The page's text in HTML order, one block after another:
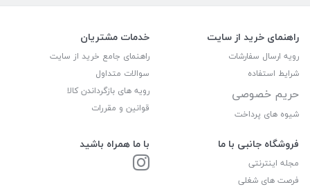
راهنمای خرید از سایت
رویه ارسال سفارشات
شرایط استفاده
حریم خصوصی
شیوه های پرداخت
خدمات مشتریان
راهنمای جامع خرید از سایت
سوالات متداول
رویه های بازگرداندن کالا
قوانین و مقررات
فروشگاه جانبی با ما
مجله اینترنتی
فرصت های شغلی
با ما همراه باشید